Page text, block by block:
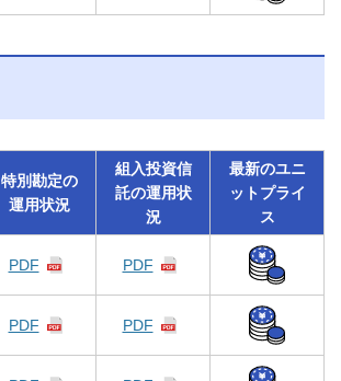
特別勘定の
運用状況
組入投資信
託の運用状
況
最新のユニ
ットプライ
ス
PDF PDF
PDF PDF